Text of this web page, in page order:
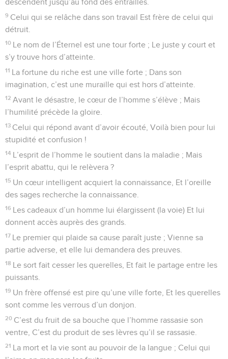
descendent jusqu’au fond des entrailles.
9 Celui qui se relâche dans son travail Est frère de celui qui
détruit.
10 Le nom de l’Éternel est une tour forte ; Le juste y court et
s’y trouve hors d’atteinte.
11 La fortune du riche est une ville forte ; Dans son
imagination, c’est une muraille qui est hors d’atteinte.
12 Avant le désastre, le cœur de l’homme s’élève ; Mais
l’humilité précède la gloire.
13 Celui qui répond avant d’avoir écouté, Voilà bien pour lui
stupidité et confusion !
14 L’esprit de l’homme le soutient dans la maladie ; Mais
l’esprit abattu, qui le relèvera ?
15 Un cœur intelligent acquiert la connaissance, Et l’oreille
des sages recherche la connaissance.
16 Les cadeaux d’un homme lui élargissent (la voie) Et lui
donnent accès auprès des grands.
17 Le premier qui plaide sa cause paraît juste ; Vienne sa
partie adverse, et elle lui demandera des preuves.
18 Le sort fait cesser les querelles, Et fait le partage entre les
puissants.
19 Un frère offensé est pire qu’une ville forte, Et les querelles
sont comme les verrous d’un donjon.
20 C’est du fruit de sa bouche que l’homme rassasie son
ventre, C’est du produit de ses lèvres qu’il se rassasie.
21 La mort et la vie sont au pouvoir de la langue ; Celui qui